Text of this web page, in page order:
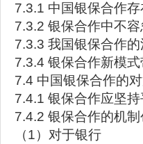
7.3.1 中国银保合作
7.3.2 银保合作中不
7.3.3 我国银保合作
7.3.4 银保合作新模
7.4 中国银保合作的
7.4.1 银保合作应坚
7.4.2 银保合作的机
（1）对于银行